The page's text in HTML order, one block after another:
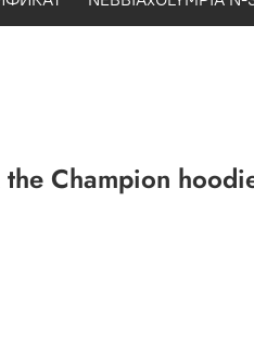
the Champion